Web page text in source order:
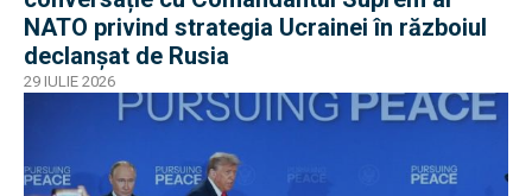
NATO privind strategia Ucrainei în războiul
declanșat de Rusia
29 IULIE 2026